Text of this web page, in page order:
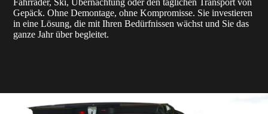
Gepäck. Ohne Demontage, ohne Kompromisse. Sie investieren
in eine Lösung, die mit Ihren Bedürfnissen wächst und Sie das
ganze Jahr über begleitet.